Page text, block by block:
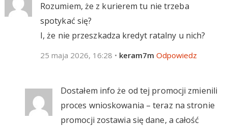
Rozumiem, że z kurierem tu nie trzeba
spotykać się?
I, że nie przeszkadza kredyt ratalny u nich?
25 maja 2026, 16:28 • keram7m Odpowiedz
Dostałem info że od tej promocji zmienili
proces wnioskowania – teraz na stronie
promocji zostawia się dane, a całość